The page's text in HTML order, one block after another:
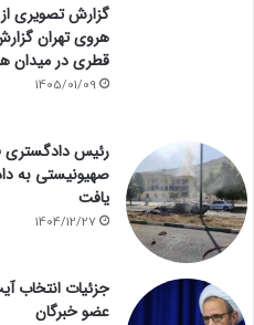
گزارش تصویری
هروی تهران
قطری در میدان
1405/01/09
رئیس دادگستری
یافت
1404/12/27
جزئیات انتخاب
عضو خبرگان